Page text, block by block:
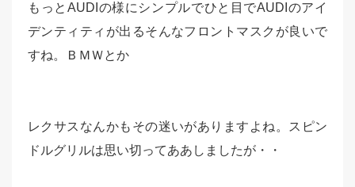
もっとAUDIの様にシンプルでひと目でAUDIのアイ
デンティティが出るそんなフロントマスクが良いで
すね。ＢＭＷとか
レクサスなんかもその迷いがありますよね。スピン
ドルグリルは思い切ってああしましたが・・